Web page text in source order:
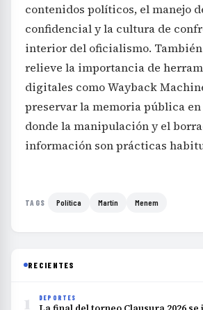
contenidos políticos, el manejo
confidencial y la cultura de
interior del oficialismo. También
relieve la importancia de
digitales como Wayback
preservar la memoria pública
donde la manipulación y el
información son prácticas
TAGS Política Martín Menem
RECIENTES
1 DEPORTES